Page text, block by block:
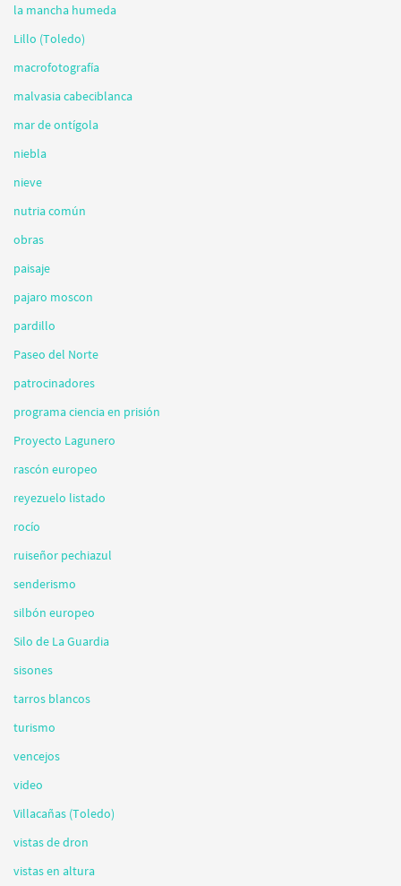
la mancha humeda
Lillo (Toledo)
macrofotografía
malvasia cabeciblanca
mar de ontígola
niebla
nieve
nutria común
obras
paisaje
pajaro moscon
pardillo
Paseo del Norte
patrocinadores
programa ciencia en prisión
Proyecto Lagunero
rascón europeo
reyezuelo listado
rocío
ruiseñor pechiazul
senderismo
silbón europeo
Silo de La Guardia
sisones
tarros blancos
turismo
vencejos
video
Villacañas (Toledo)
vistas de dron
vistas en altura